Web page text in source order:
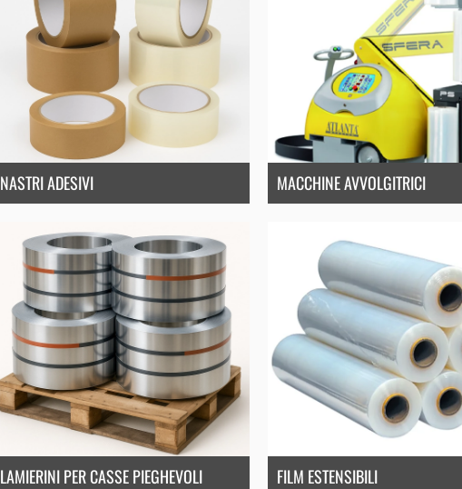
NASTRI ADESIVI MACCHINE AVVOLGITRICI
LAMIERINI PER CASSE PIEGHEVOLI FILM ESTENSIBILI